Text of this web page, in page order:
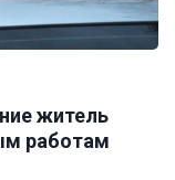
житель
работам